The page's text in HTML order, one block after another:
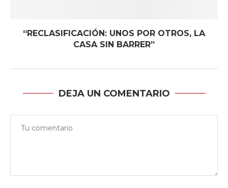
“RECLASIFICACIÓN: UNOS POR OTROS, LA
CASA SIN BARRER”
DEJA UN COMENTARIO